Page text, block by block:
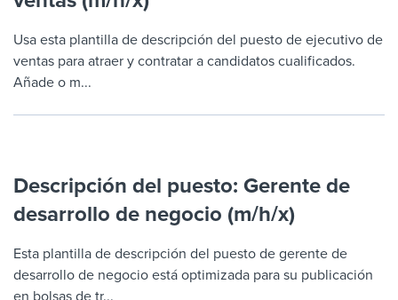
Usa esta plantilla de descripción del puesto de ejecutivo de
ventas para atraer y contratar a candidatos cualificados.
Añade o m...
Descripción del puesto: Gerente de
desarrollo de negocio (m/h/x)
Esta plantilla de descripción del puesto de gerente de
desarrollo de negocio está optimizada para su publicación
en bolsas de tr...